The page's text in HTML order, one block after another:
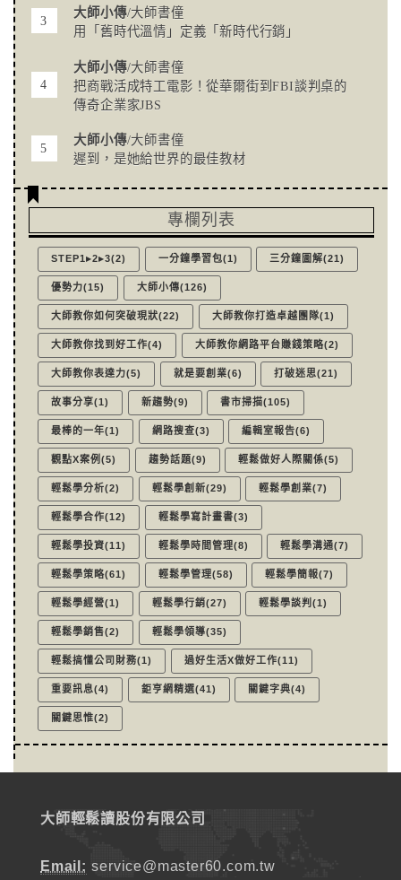
大師小傳/大師書僮
用「舊時代溫情」定義「新時代行銷」
大師小傳/大師書僮
把商戰活成特工電影！從華爾街到FBI談判桌的
傳奇企業家JBS
大師小傳/大師書僮
遲到，是她給世界的最佳教材
專欄列表
STEP1▸2▸3(2) 一分鐘學習包(1) 三分鐘圖解(21)
優勢力(15) 大師小傳(126)
大師教你如何突破現狀(22) 大師教你打造卓越團隊(1)
大師教你找到好工作(4) 大師教你網路平台賺錢策略(2)
大師教你表達力(5) 就是要創業(6) 打破迷思(21)
故事分享(1) 新趨勢(9) 書市掃描(105)
最棒的一年(1) 網路搜查(3) 編輯室報告(6)
觀點X案例(5) 趨勢話題(9) 輕鬆做好人際關係(5)
輕鬆學分析(2) 輕鬆學創新(29) 輕鬆學創業(7)
輕鬆學合作(12) 輕鬆學寫計畫書(3)
輕鬆學投資(11) 輕鬆學時間管理(8) 輕鬆學溝通(7)
輕鬆學策略(61) 輕鬆學管理(58) 輕鬆學簡報(7)
輕鬆學經營(1) 輕鬆學行銷(27) 輕鬆學談判(1)
輕鬆學銷售(2) 輕鬆學領導(35)
輕鬆搞懂公司財務(1) 過好生活X做好工作(11)
重要訊息(4) 鉅亨網精選(41) 關鍵字典(4)
關鍵思惟(2)
大師輕鬆讀股份有限公司
Email: service@master60.com.tw